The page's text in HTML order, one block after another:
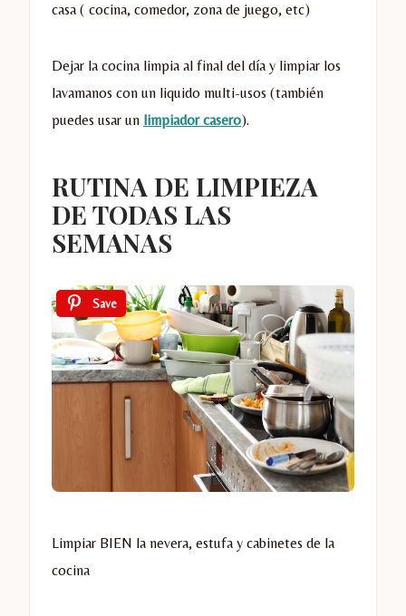
casa ( cocina, comedor, zona de juego, etc)
Dejar la cocina limpia al final del día y limpiar los
lavamanos con un liquido multi-usos (también
puedes usar un limpiador casero).
RUTINA DE LIMPIEZA
DE TODAS LAS
SEMANAS
Save
Limpiar BIEN la nevera, estufa y cabinetes de la
cocina